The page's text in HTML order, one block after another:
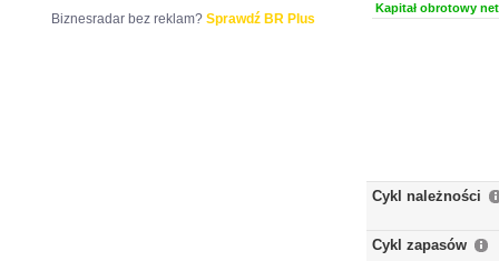
Kapitał obrotowy
Cykl należności
Cykl zapasów
Biznesradar bez reklam? Sprawdź BR Plus